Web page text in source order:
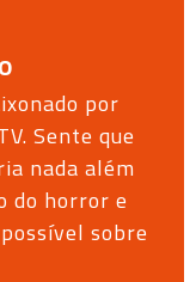
por
Sente que
nada além
do horror e
sobre